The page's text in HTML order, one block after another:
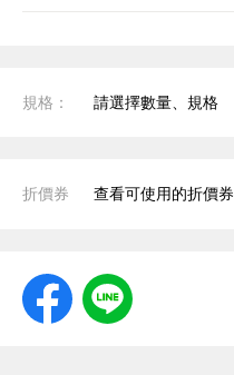
規格： 請選擇數量、規格
折價券 查看可使用的折價券